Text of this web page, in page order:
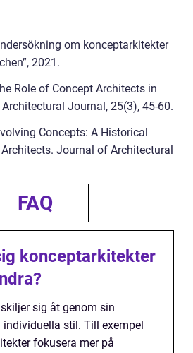
om konceptarkitekter
2021.
Role of Concept Architects in
Journal, 25(3), 45-60.
Concepts: A Historical
Journal of Architectural
FAQ
konceptarkitekter
sig åt genom sin
stil. Till exempel
fokusera mer på